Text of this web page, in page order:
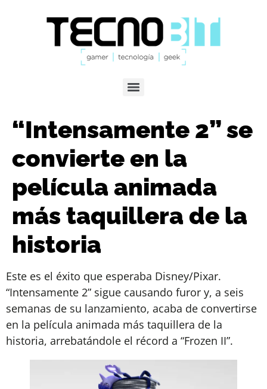
“Intensamente 2” se
convierte en la
película animada
más taquillera de la
historia
Este es el éxito que esperaba Disney/Pixar.
“Intensamente 2” sigue causando furor y, a seis
semanas de su lanzamiento, acaba de convertirse
en la película animada más taquillera de la
historia, arrebatándole el récord a “Frozen II”.